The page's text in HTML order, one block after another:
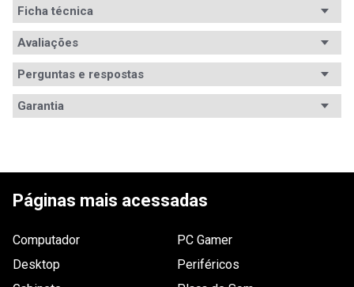
Ficha técnica
Avaliações
Avaliações
ESCREVER AVALIAÇÃO
Perguntas e respostas
Garantia
Páginas mais acessadas
Computador
Desktop
PC Gamer
Periféricos